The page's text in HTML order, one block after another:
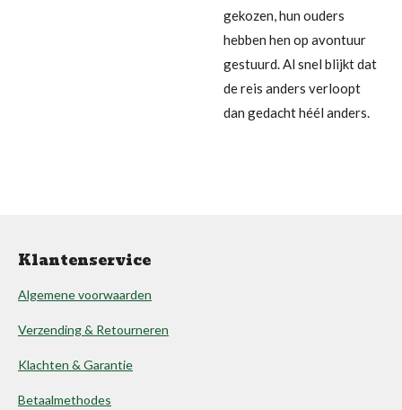
gekozen, hun ouders
hebben hen op avontuur
gestuurd. Al snel blijkt dat
de reis anders verloopt
dan gedacht héél anders.
Klantenservice
Algemene voorwaarden
Verzending & Retourneren
Klachten & Garantie
Betaalmethodes